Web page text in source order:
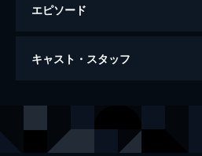
エピソード
天気の子
キャスト・スタッフ
天野陽菜